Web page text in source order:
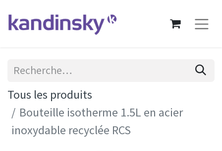
Tous les produits
Bouteille isotherme 1.5L en acier
inoxydable recyclée RCS